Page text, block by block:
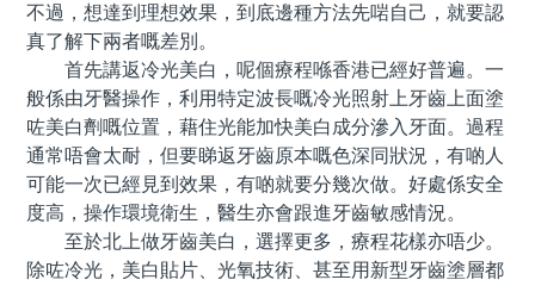
不過，想達到理想效果，到底邊種方法先啱自己，就要認
真了解下兩者嘅差別。
首先講返冷光美白，呢個療程喺香港已經好普遍。一
般係由牙醫操作，利用特定波長嘅冷光照射上牙齒上面塗
咗美白劑嘅位置，藉住光能加快美白成分滲入牙面。過程
通常唔會太耐，但要睇返牙齒原本嘅色深同狀況，有啲人
可能一次已經見到效果，有啲就要分幾次做。好處係安全
度高，操作環境衛生，醫生亦會跟進牙齒敏感情況。
至於北上做牙齒美白，選擇更多，療程花樣亦唔少。
除咗冷光，美白貼片、光氧技術、甚至用新型牙齒塗層都